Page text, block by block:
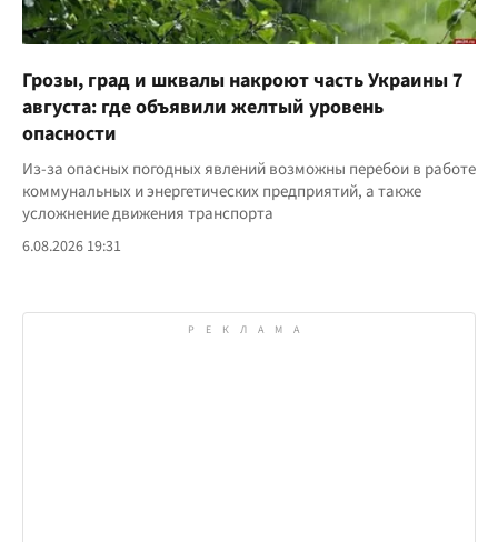
Грозы, град и шквалы накроют часть Украины 7
августа: где объявили желтый уровень
опасности
Из-за опасных погодных явлений возможны перебои в работе
коммунальных и энергетических предприятий, а также
усложнение движения транспорта
6.08.2026 19:31